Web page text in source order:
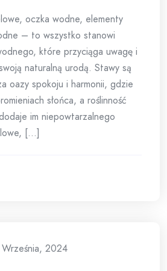
oczka wodne, elementy
– to wszystko stanowi
które przyciąga uwagę i
naturalną urodą. Stawy są
oazy spokoju i harmonii, gdzie
słońca, a roślinność
im niepowtarzalnego
[...]
2024